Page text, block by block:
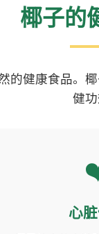
椰子的
的健康食品。
健功
心